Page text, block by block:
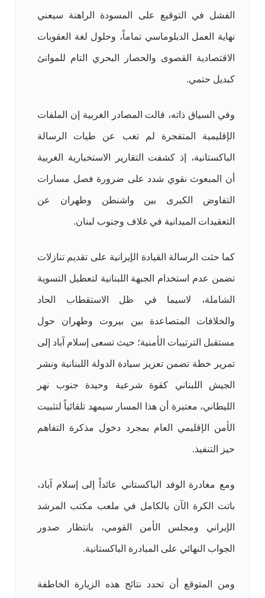
الفشل في التوقيع على المسودة الراهنة سيعني
نهاية العمل الدبلوماسي تماماً، وحلول لغة العقوبات
الاقتصادية القصوى والحصار البحري التام للموانئ
كبديل حتمي.
وفي السياق ذاته، قالت المصادر الغربية إن الملفات
الإقليمية المتفجرة لم تغب عن طيات الرسالة
الباكستانية، إذ كشفت التقارير الاستخبارية الغربية
أن المبعوث نقوي شدد على ضرورة فصل مسارات
التفاوض الكبرى بين واشنطن وطهران عن
التعقيدات الميدانية في غلاف وجنوب لبنان.
كما حثت الرسالة القيادة الإيرانية على تقديم تنازلات
تضمن عدم استخدام الجبهة اللبنانية لتعطيل التسوية
الشاملة، لاسيما في ظل الاستقطاب الحاد
والخلافات المتصاعدة بين بيروت وطهران حول
مستقبل الترتيبات الأمنية؛ حيث تسعى إسلام آباد إلى
تمرير خطة تضمن تعزيز سيادة الدولة اللبنانية ونشر
الجيش اللبناني كقوة شرعية وحيدة جنوب نهر
الليطاني، معتبرة أن هذا المسار سيمهد تلقائياً لتثبيت
الأمن الإقليمي العام بمجرد دخول مذكرة التفاهم
حيز التنفيذ.
ومع مغادرة الوفد الباكستاني عائداً إلى إسلام آباد،
باتت الكرة الآن بالكامل في ملعب مكتب المرشد
الإيراني ومجلس الأمن القومي، بانتظار صدور
الجواب النهائي على المبادرة الباكستانية.
ومن المتوقع أن تحدد نتائج هذه الزيارة الخاطفة